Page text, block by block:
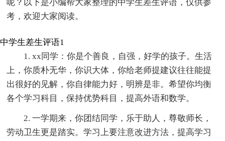
呢？以下是小编帮大家整理的中学生差生评语，仅供参
考，欢迎大家阅读。
中学生差生评语1
1. xx同学：你是个善良，自强，好学的孩子。生活
上，你质朴无华，你识大体，你给老师提建议往往能提
出很好的见解，你自律能力好，明辨是非。希望你均衡
各个学习科目，保持优势科目，提高外语和数学。
2. 一学期来，你团结同学，乐于助人，尊敬师长，
劳动卫生更是踏实。学习上要注意改进方法，提高学习